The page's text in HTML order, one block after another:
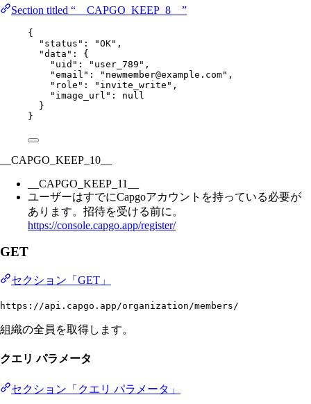
Section titled “__CAPGO_KEEP_8__”
{
"status" : "OK" ,
"data" : {
"uid" : "user_789" ,
"email" : "newmember@example.com" ,
"role" : "invite_write" ,
"image_url" : null
}
}
__CAPGO_KEEP_10__
__CAPGO_KEEP_11__
ユーザーはすでにCapgoアカウントを持っている必要が
あります。招待を受ける前に。
https://console.capgo.app/register/
GET
セクション「GET」
https://api.capgo.app/organization/members/
組織の全員を取得します。
クエリ パラメータ
セクション「クエリ パラメータ」